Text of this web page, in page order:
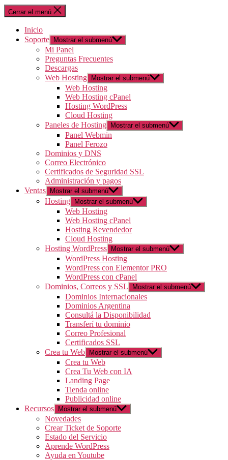
Cerrar el menú
Inicio
Soporte
Mostrar el submenú
Mi Panel
Preguntas Frecuentes
Descargas
Web Hosting
Mostrar el submenú
Web Hosting
Web Hosting cPanel
Hosting WordPress
Cloud Hosting
Paneles de Hosting
Mostrar el submenú
Panel Webmin
Panel Ferozo
Dominios y DNS
Correo Electrónico
Certificados de Seguridad SSL
Administración y pagos
Ventas
Mostrar el submenú
Hosting Mostrar el submenú
Web Hosting
Web Hosting cPanel
Hosting Revendedor
Cloud Hosting
Hosting WordPress
Mostrar el submenú
WordPress Hosting
WordPress con Elementor PRO
WordPress con cPanel
Dominios, Correos y SSL
Mostrar el submenú
Dominios Internacionales
Dominios Argentina
Consultá la Disponibilidad
Transferí tu dominio
Correo Profesional
Certificados SSL
Crea tu Web
Mostrar el submenú
Crea tu Web
Crea Tu Web con IA
Landing Page
Tienda online
Publicidad online
Recursos
Mostrar el submenú
Novedades
Crear Ticket de Soporte
Estado del Servicio
Aprende WordPress
Ayuda en Youtube